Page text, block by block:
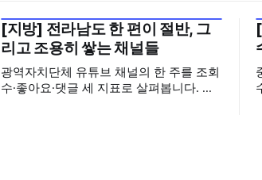
2026년 7월 5주
[지방] 전라남도 한 편이 절반, 그
리고 조용히 쌓는 채널들
광역자치단체 유튜브 채널의 한 주를 조회
수·좋아요·댓글 세 지표로 살펴봅니다. 지